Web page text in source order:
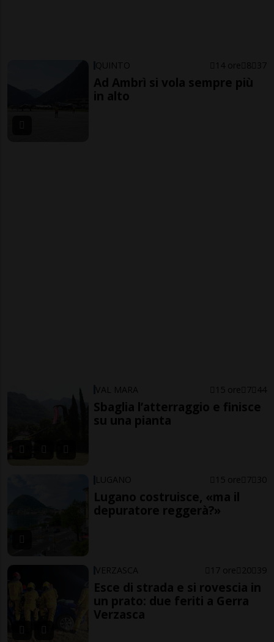
QUINTO 14 ore 8 37
Ad Ambrì si vola sempre più
in alto
VAL MARA 15 ore 7 44
Sbaglia l’atterraggio e finisce
su una pianta
LUGANO 15 ore 7 30
Lugano costruisce, «ma il
depuratore reggerà?»
VERZASCA 17 ore 20 39
Esce di strada e si rovescia in
un prato: due feriti a Gerra
Verzasca